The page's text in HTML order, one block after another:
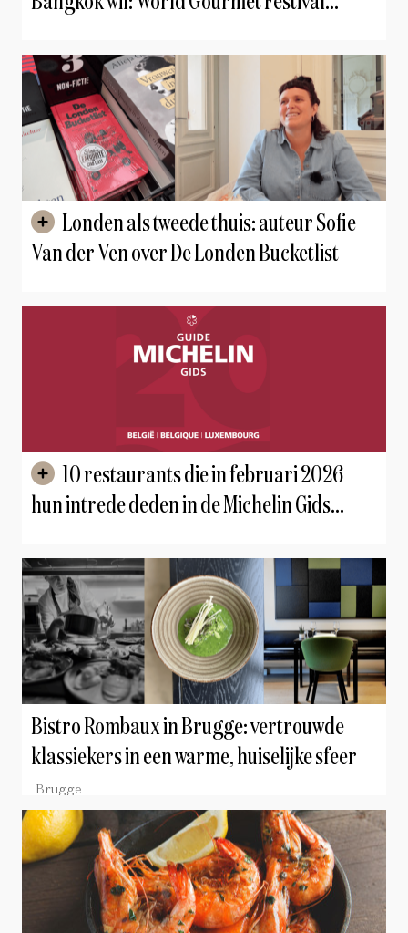
Van der Ven over De Londen Bucketlist
hun intrede deden in de Michelin Gids
Bistro Rombaux in Brugge: vertrouwde
klassiekers in een warme, huiselijke sfeer
Brugge